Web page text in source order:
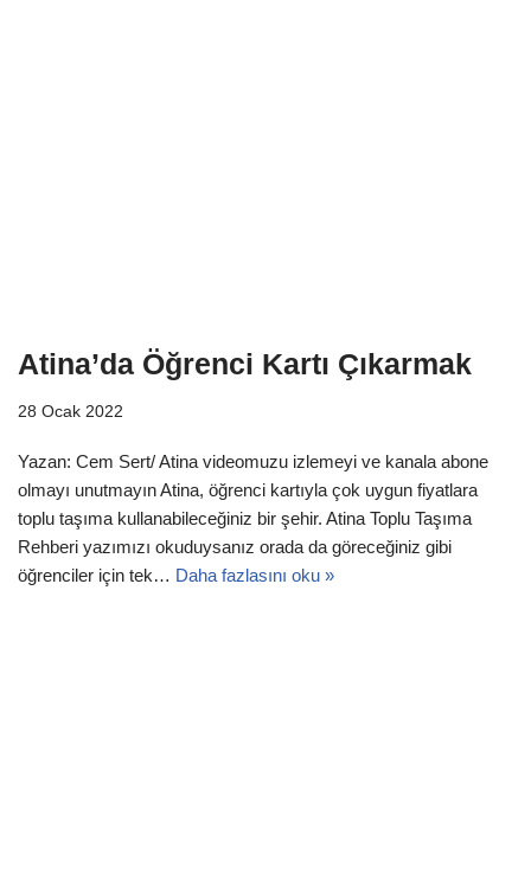
Atina’da Öğrenci Kartı Çıkarmak
28 Ocak 2022
Yazan: Cem Sert/ Atina videomuzu izlemeyi ve kanala abone
olmayı unutmayın Atina, öğrenci kartıyla çok uygun fiyatlara
toplu taşıma kullanabileceğiniz bir şehir. Atina Toplu Taşıma
Rehberi yazımızı okuduysanız orada da göreceğiniz gibi
öğrenciler için tek… Daha fazlasını oku »